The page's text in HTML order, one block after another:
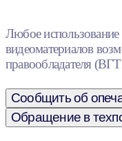
Любое
видеоматериалов
правообладателя
Сообщить об
Обращение в